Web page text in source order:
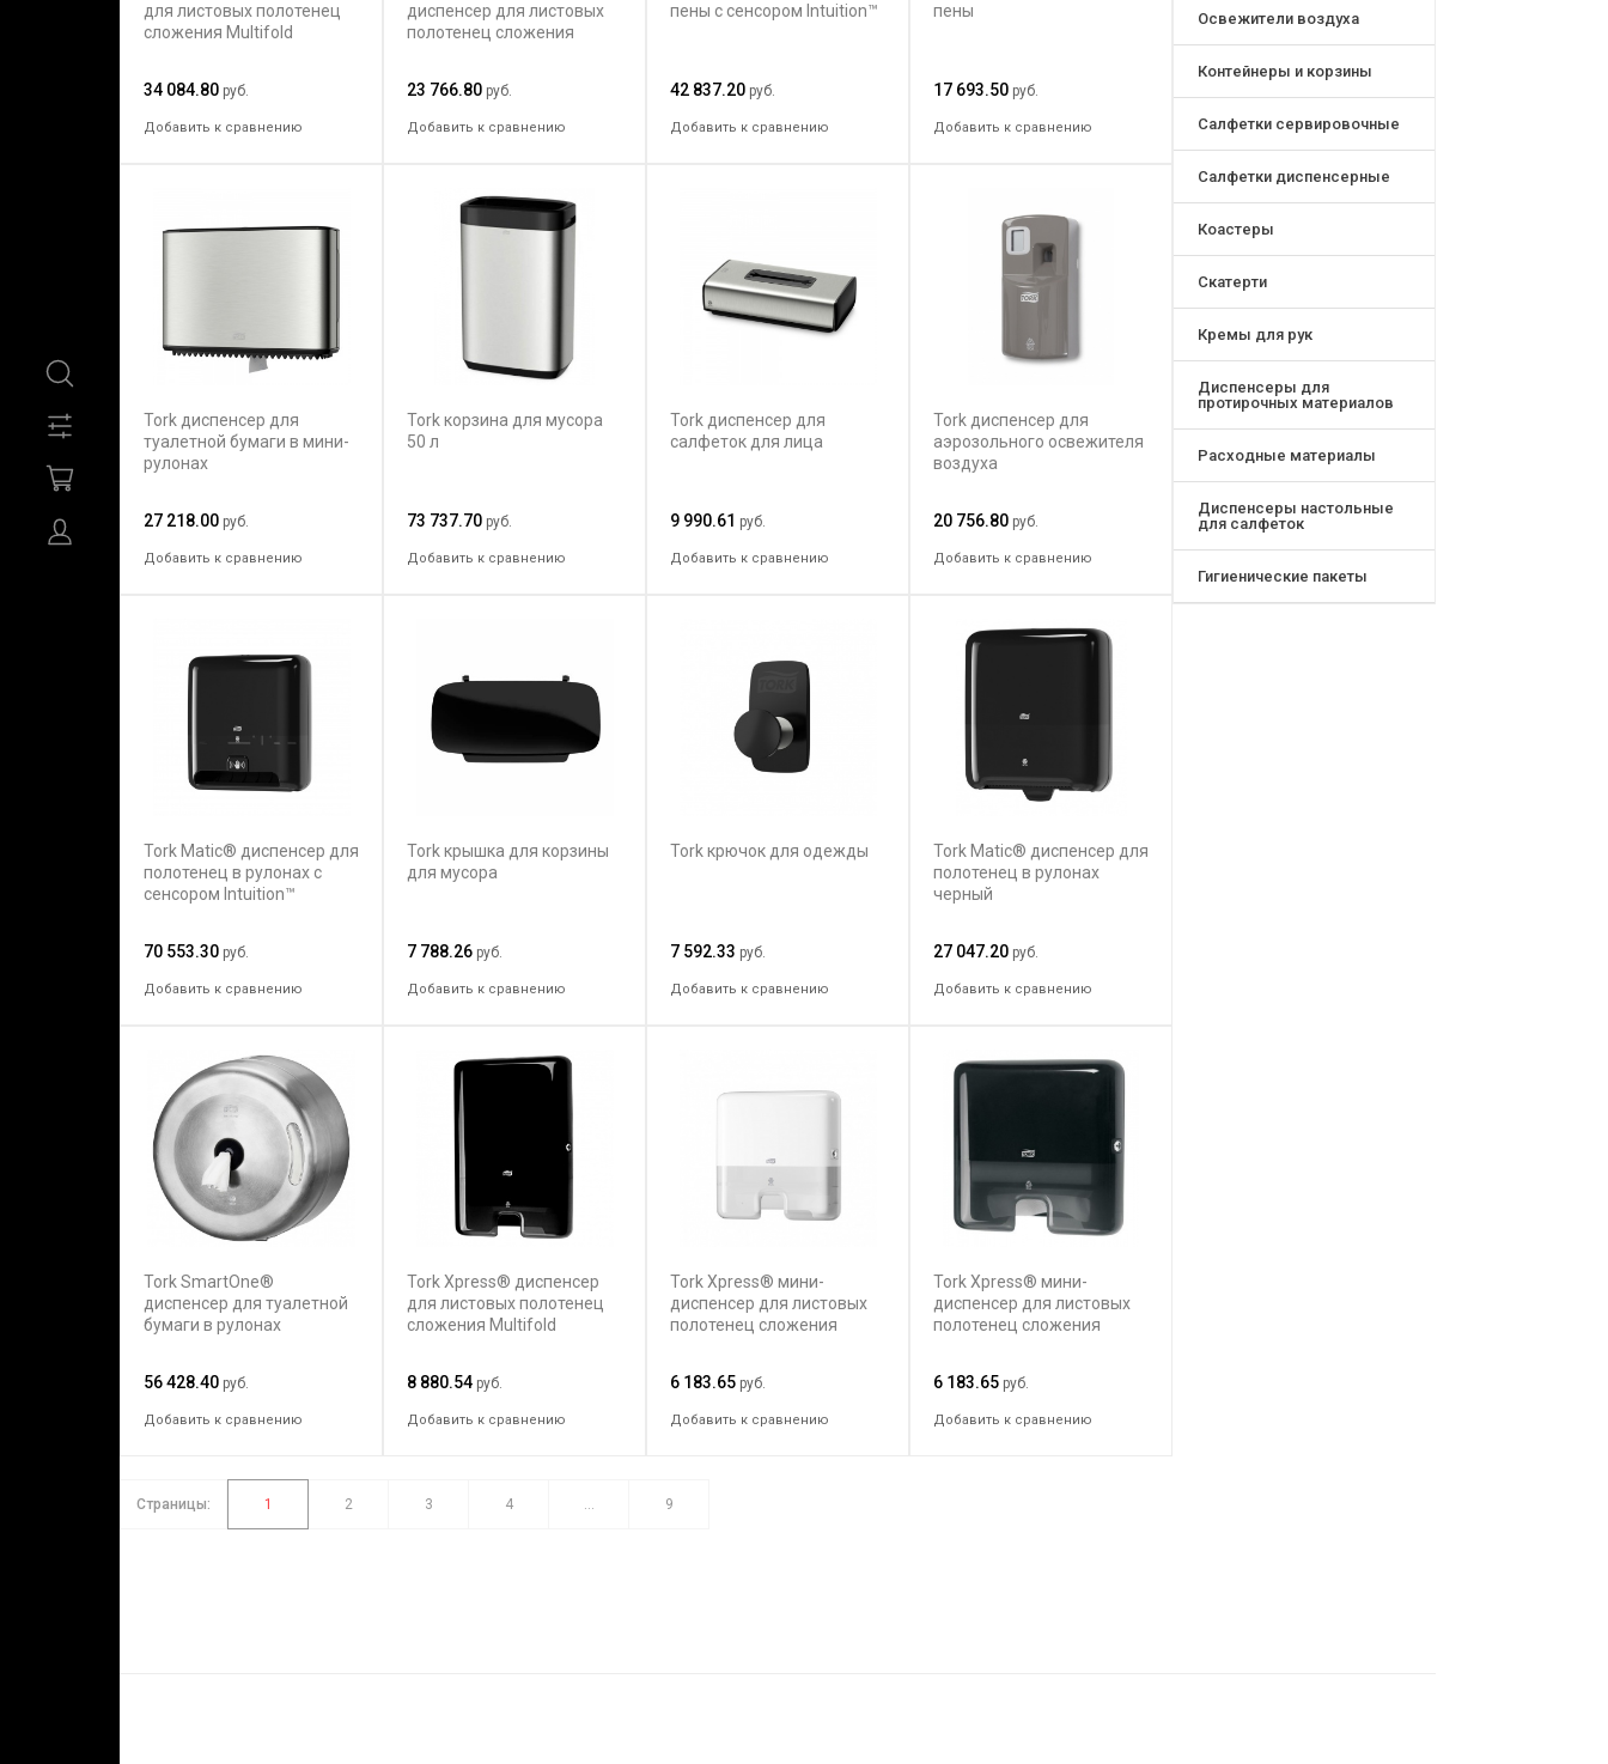
Освежители воздуха
Контейнеры и корзины
Салфетки сервировочные
Салфетки диспенсерные
Коастеры
Скатерти
Кремы для рук
Диспенсеры для
протирочных материалов
Расходные материалы
Диспенсеры настольные
для салфеток
Гигиенические пакеты
для листовых полотенец
сложения Multifold
34 084.80 руб.
Добавить к сравнению
диспенсер для листовых
полотенец сложения
23 766.80 руб.
Добавить к сравнению
пены с сенсором Intuition™
42 837.20 руб.
Добавить к сравнению
пены
17 693.50 руб.
Добавить к сравнению
Tork диспенсер для
туалетной бумаги в мини-
рулонах
27 218.00 руб.
Добавить к сравнению
Tork корзина для мусора
50 л
73 737.70 руб.
Добавить к сравнению
Tork диспенсер для
салфеток для лица
9 990.61 руб.
Добавить к сравнению
Tork диспенсер для
аэрозольного освежителя
воздуха
20 756.80 руб.
Добавить к сравнению
Tork Matic® диспенсер для
полотенец в рулонах с
сенсором Intuition™
70 553.30 руб.
Добавить к сравнению
Tork крышка для корзины
для мусора
7 788.26 руб.
Добавить к сравнению
Tork крючок для одежды
7 592.33 руб.
Добавить к сравнению
Tork Matic® диспенсер для
полотенец в рулонах
черный
27 047.20 руб.
Добавить к сравнению
Tork SmartOne®
диспенсер для туалетной
бумаги в рулонах
56 428.40 руб.
Добавить к сравнению
Tork Xpress® диспенсер
для листовых полотенец
сложения Multifold
8 880.54 руб.
Добавить к сравнению
Tork Xpress® мини-
диспенсер для листовых
полотенец сложения
6 183.65 руб.
Добавить к сравнению
Tork Xpress® мини-
диспенсер для листовых
полотенец сложения
6 183.65 руб.
Добавить к сравнению
Страницы: 1 2 3 4 ... 9